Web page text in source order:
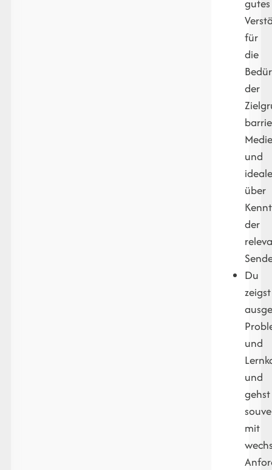
gutes
für
die
der
und
über
der
Du
zeigst
und
und
gehst
mit